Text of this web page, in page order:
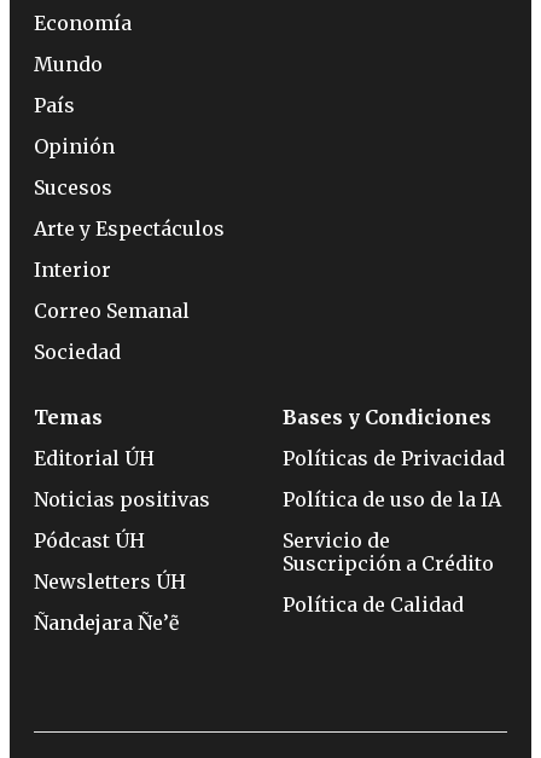
Economía
Mundo
País
Opinión
Sucesos
Arte y Espectáculos
Interior
Correo Semanal
Sociedad
Temas
Editorial ÚH
Noticias positivas
Pódcast ÚH
Newsletters ÚH
Ñandejara Ñe’ẽ
Bases y Condiciones
Políticas de Privacidad
Política de uso de la IA
Servicio de
Suscripción a Crédito
Política de Calidad